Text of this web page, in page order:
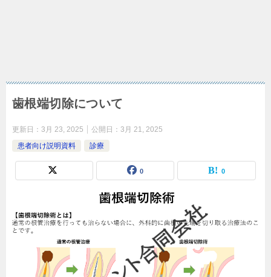
歯根端切除について
更新日： 3月 23, 2025 公開日： 3月 21, 2025
患者向け説明資料
診療
0 0